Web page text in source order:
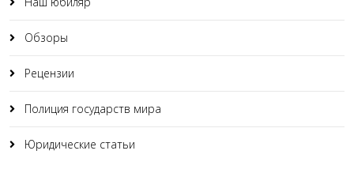
Обзоры
Рецензии
Полиция государств мира
Юридические статьи